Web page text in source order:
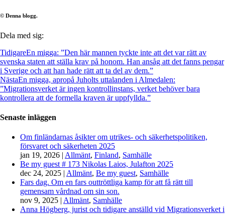
© Denna blogg.
Dela med sig:
TidigareEn migga: ”Den här mannen tyckte inte att det var rätt av
svenska staten att ställa krav på honom. Han ansåg att det fanns pengar
i Sverige och att han hade rätt att ta del av dem.”
NästaEn migga, apropå Juholts uttalanden i Almedalen:
”Migrationsverket är ingen kontrollinstans, verket behöver bara
kontrollera att de formella kraven är uppfyllda.”
Senaste inläggen
Om finländarnas åsikter om utrikes- och säkerhetspolitiken,
försvaret och säkerheten 2025
jan 19, 2026 | Allmänt, Finland, Samhälle
Be my guest # 173 Nikolas Laios, Julafton 2025
dec 24, 2025 | Allmänt, Be my guest, Samhälle
Fars dag. Om en fars outtröttliga kamp för att få rätt till
gemensam vårdnad om sin son.
nov 9, 2025 | Allmänt, Samhälle
Anna Högberg, jurist och tidigare anställd vid Migrationsverket i